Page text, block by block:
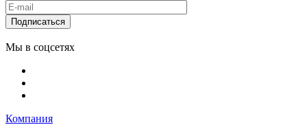
Подписаться
Мы в соцсетях
Компания